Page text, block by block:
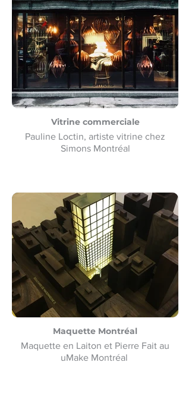
Vitrine commerciale
Pauline Loctin, artiste vitrine chez
Simons Montréal
Maquette Montréal
Maquette en Laiton et Pierre Fait au
uMake Montréal